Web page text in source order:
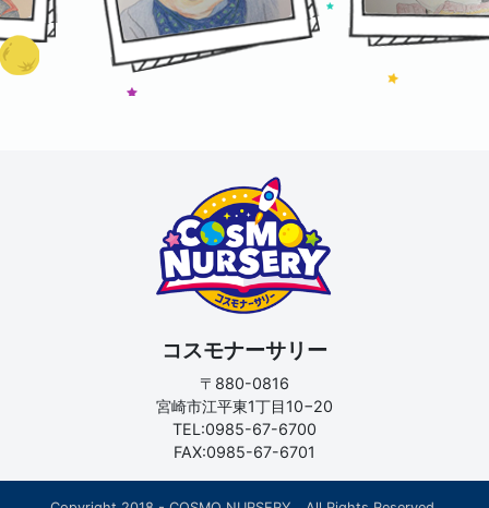
コスモナーサリー
〒880-0816
宮崎市江平東1丁目10−20
TEL:0985-67-6700
FAX:0985-67-6701